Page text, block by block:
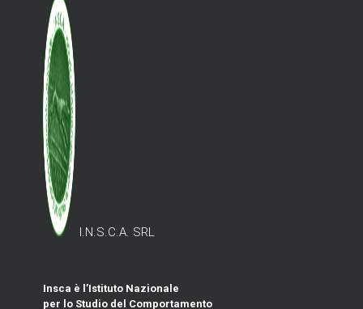
I.N.S.C.A. SRL
Insca è l’Istituto Nazionale
per lo Studio del Comportamento